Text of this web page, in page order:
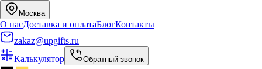
Москва
О насДоставка и оплатаБлогКонтакты
zakaz@upgifts.ru
Калькулятор
Обратный звонок